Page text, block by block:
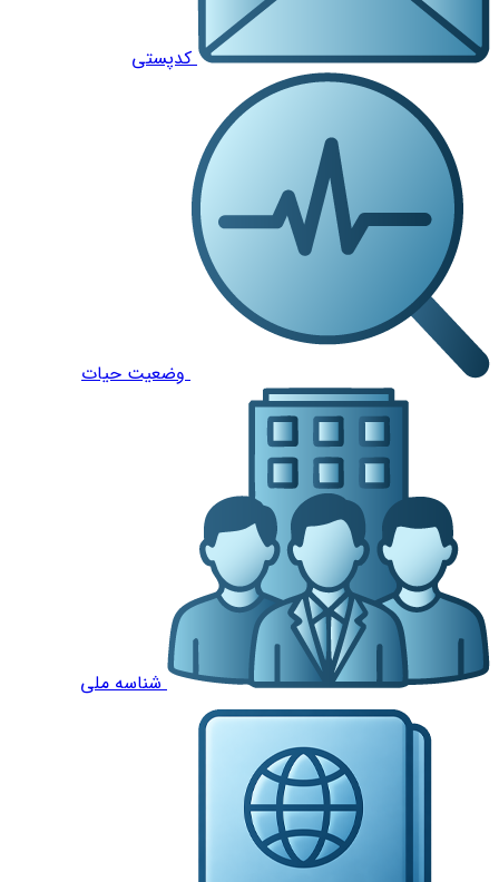
کدپستی
وضعیت حیات
شناسه ملی